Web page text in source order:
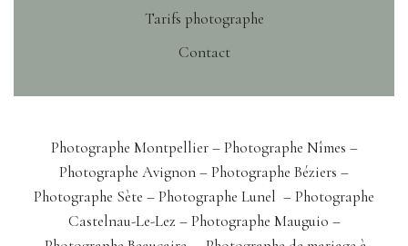
Tarifs photographe
Contact
Photographe Montpellier –Photographe Nîmes –
Photographe Avignon– Photographe Béziers –
Photographe Sète – Photographe Lunel –Photographe
Castelnau-Le-Lez – Photographe Mauguio –